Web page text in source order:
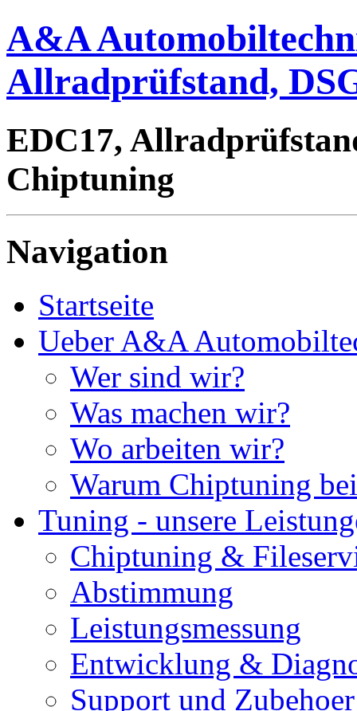
A&A
Allradprüfstand,
EDC17,
Chiptuning
Navigation
Startseite
Ueber A&A
Wer sind wir?
Was machen wir?
Wo arbeiten wir?
Warum Chiptuning
Tuning - unsere
Chiptuning &
Abstimmung
Leistungsmessung
Entwicklung &
Support und Zubehoer